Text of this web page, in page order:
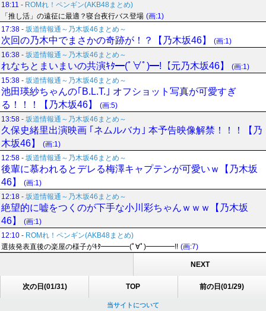
18:11 - ROMれ！ペンギン(AKB48まとめ)
「推し活」の遠征に最適？寝台夜行バス登場 (画:1)
17:38 - 坂道情報通～乃木坂46まとめ～
次回の乃木中でまさかの奇跡が！？【乃木坂46】
(画:1)
16:38 - 坂道情報通～乃木坂46まとめ～
れなちとまいまいの共演ｷﾀ━(ﾟ∀ﾟ)━!【元乃木坂46】
(画:1)
15:38 - 坂道情報通～乃木坂46まとめ～
池田瑛紗ちゃんの｢B.L.T.｣ オフショット写真が可愛すぎ
る！！！【乃木坂46】
(画:5)
13:58 - 坂道情報通～乃木坂46まとめ～
久保史緒里出演映画 ｢ネムルバカ｣ 本予告映像解禁！！！【乃
木坂46】
(画:1)
12:58 - 坂道情報通～乃木坂46まとめ～
後輩に慕われるとデレる梅澤キャプテンが可愛いｗ【乃木坂
46】
(画:1)
12:18 - 坂道情報通～乃木坂46まとめ～
絶望的に嘘をつくのが下手な小川彩ちゃんｗｗｗ【乃木坂
46】
(画:1)
12:10 - ROMれ！ペンギン(AKB48まとめ)
選抜発表直後の楽屋の様子がｷﾀ━━━━(ﾟ∀ﾟ)━━━━!! (画:7)
NEXT
次の日(01/31) TOP 前の日(01/29)
当サイトについて